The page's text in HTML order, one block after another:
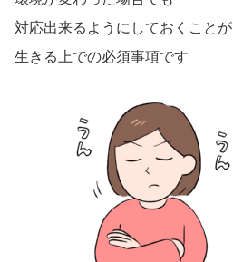
対応出来るようにしておくことが
生きる上での必須事項です